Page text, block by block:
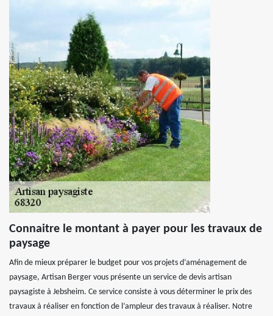
Connaitre le montant à payer pour les travaux de
paysage
Afin de mieux préparer le budget pour vos projets d’aménagement de
paysage, Artisan Berger vous présente un service de devis artisan
paysagiste à Jebsheim. Ce service consiste à vous déterminer le prix des
travaux à réaliser en fonction de l’ampleur des travaux à réaliser. Notre